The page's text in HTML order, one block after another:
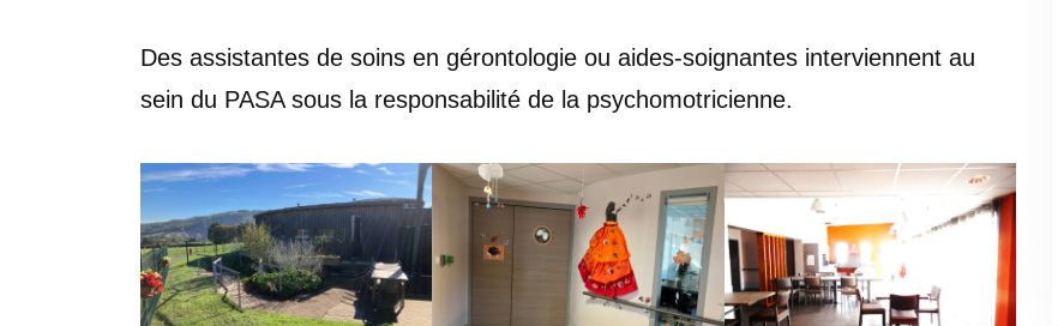
Des assistantes de soins en gérontologie ou aides-soignantes interviennent au
sein du PASA sous la responsabilité de la psychomotricienne.